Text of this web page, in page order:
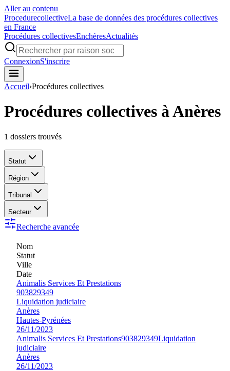
Aller au contenu
ProcedurecollectiveLa base de données des procédures collectives
en France
Procédures collectivesEnchèresActualités
ConnexionS'inscrire
Accueil›Procédures collectives
Procédures collectives à Anères
1 dossiers trouvés
Statut
Région
Tribunal
Secteur
Recherche avancée
Nom
Statut
Ville
Date
Animalis Services Et Prestations
903829349
Liquidation judiciaire
Anères
Hautes-Pyrénées
26/11/2023
Animalis Services Et Prestations903829349Liquidation
judiciaire
Anères
26/11/2023